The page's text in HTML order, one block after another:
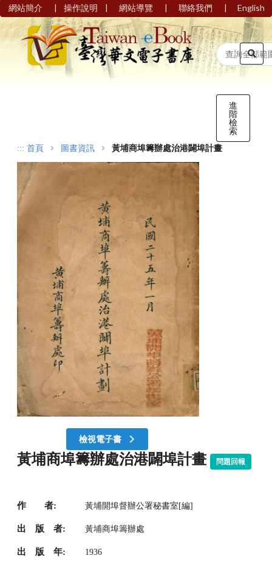
網站簡介 | 操作說明 | 網站導覽 | 聯絡我們 | English
進
階
檢
索
::: 首頁 圖書資訊 黃埔商埠籌辦處治港闢埠計畫
檢視電子書
黃埔商埠籌辦處治港闢埠計畫 問題回報
作 者: 黃埔開埠督辦公署秘書室[編]
出 版 者: 黃埔商埠籌辦處
出 版 年: 1936